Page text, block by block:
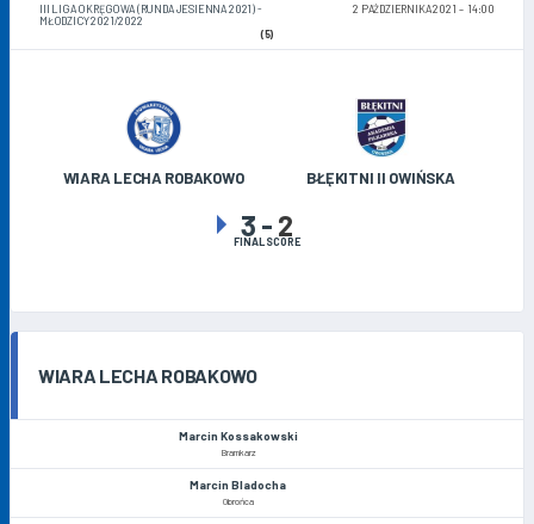
III LIGA OKRĘGOWA (RUNDA JESIENNA 2021) -
MŁODZICY 2021/2022
2 PAŹDZIERNIKA 2021
14:00
(5)
WIARA LECHA ROBAKOWO BŁĘKITNI II OWIŃSKA
3 - 2
FINAL SCORE
WIARA LECHA ROBAKOWO
Marcin Kossakowski
Bramkarz
Marcin Bladocha
Obrońca